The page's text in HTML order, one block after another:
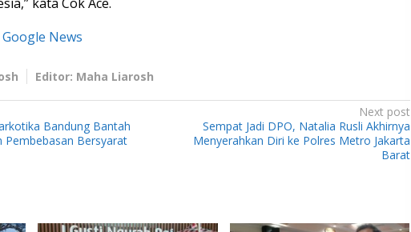
kata Cok Ace.
Google News
Editor: Maha Liarosh
Bandung Bantah
Pembebasan Bersyarat
Next post
Sempat Jadi DPO, Natalia Rusli Akhirnya
Menyerahkan Diri ke Polres Metro Jakarta
Barat